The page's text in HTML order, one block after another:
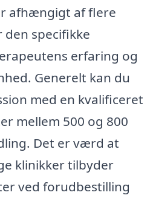
afhængigt af flere
specifikke
erfaring og
Generelt kan du
med en kvalificeret
mellem 500 og 800
Det er værd at
klinikker tilbyder
ved forudbestilling